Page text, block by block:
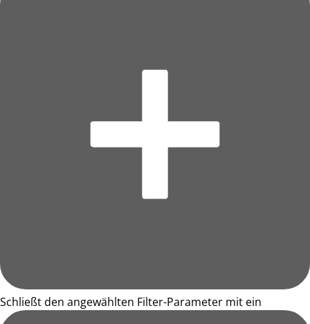
Schließt den angewählten Filter-Parameter mit ein